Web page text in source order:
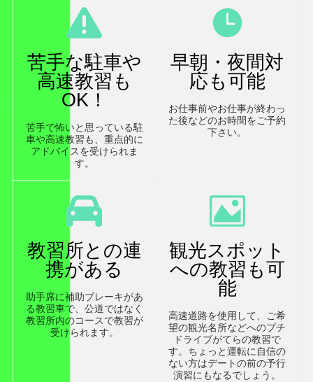
苦手な駐車や
高速教習も
OK！
苦手で怖いと思っている駐
車や高速教習も、重点的に
アドバイスを受けられま
す。
早朝・夜間対
応も可能
お仕事前やお仕事が終わっ
た後などのお時間をご予約
下さい。
教習所との連
携がある
助手席に補助ブレーキがあ
る教習車で、公道ではなく
教習所内のコースで教習が
受けられます。
観光スポット
への教習も可
能
高速道路を使用して、ご希
望の観光名所などへのプチ
ドライブがてらの教習で
す。ちょっと運転に自信の
ない方はデートの前の予行
演習にもなるでしょう。